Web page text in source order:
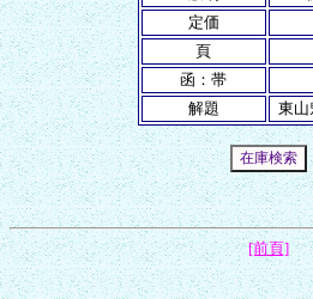
定価
頁
函：帯
解題
東山
[前頁]